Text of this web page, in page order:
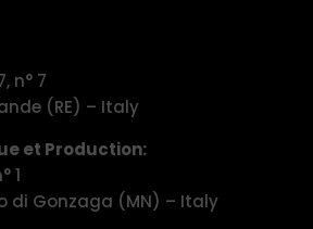
n° 7
(RE) – Italy
et Production:
1
di Gonzaga (MN) – Italy